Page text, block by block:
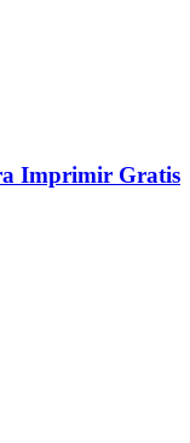
Imprimir Gratis